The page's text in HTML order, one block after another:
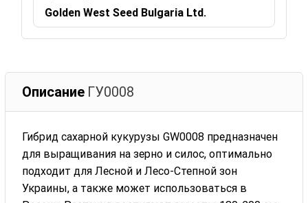
Golden West Seed Bulgaria Ltd.
Описание ГУ0008
Гибрид сахарной кукурузы GW0008 предназначен
для выращивания на зерно и силос, оптимально
подходит для Лесной и Лесо-Степной зон
Украины, а также может использоваться в